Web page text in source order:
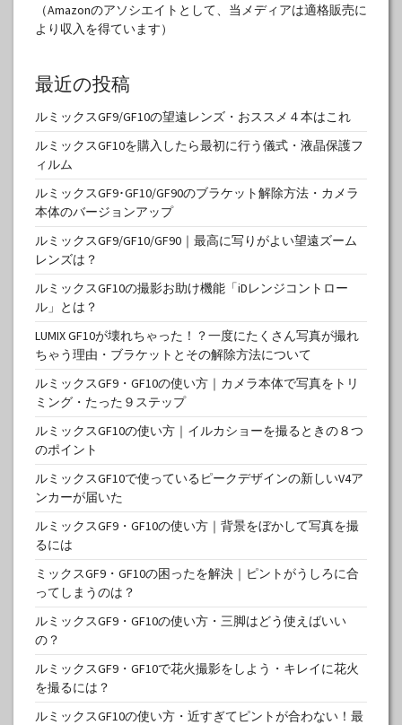
（Amazonのアソシエイトとして、当メディアは適格販売に
より収入を得ています）
最近の投稿
ルミックスGF9/GF10の望遠レンズ・おススメ４本はこれ
ルミックスGF10を購入したら最初に行う儀式・液晶保護フ
ィルム
ルミックスGF9･GF10/GF90のブラケット解除方法・カメラ
本体のバージョンアップ
ルミックスGF9/GF10/GF90｜最高に写りがよい望遠ズーム
レンズは？
ルミックスGF10の撮影お助け機能「iDレンジコントロー
ル」とは？
LUMIX GF10が壊れちゃった！？一度にたくさん写真が撮れ
ちゃう理由・ブラケットとその解除方法について
ルミックスGF9・GF10の使い方｜カメラ本体で写真をトリ
ミング・たった９ステップ
ルミックスGF10の使い方｜イルカショーを撮るときの８つ
のポイント
ルミックスGF10で使っているピークデザインの新しいV4ア
ンカーが届いた
ルミックスGF9・GF10の使い方｜背景をぼかして写真を撮
るには
ミックスGF9・GF10の困ったを解決｜ピントがうしろに合
ってしまうのは？
ルミックスGF9・GF10の使い方・三脚はどう使えばいい
の？
ルミックスGF9・GF10で花火撮影をしよう・キレイに花火
を撮るには？
ルミックスGF10の使い方・近すぎてピントが合わない！最